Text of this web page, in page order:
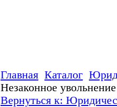
Главная Каталог
Незаконное
Вернуться к: